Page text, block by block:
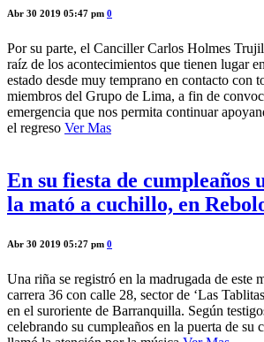
Abr 30 2019 05:47 pm 0
Por su parte, el Canciller Carlos Holmes
raíz de los acontecimientos que tienen lugar
estado desde muy temprano en contacto con
miembros del Grupo de Lima, a fin de
emergencia que nos permita continuar
el regreso Ver Mas
En su fiesta de cumpleaños
la mató a cuchillo, en
Abr 30 2019 05:27 pm 0
Una riña se registró en la madrugada de este
carrera 36 con calle 28, sector de ‘Las
en el suroriente de Barranquilla. Según
celebrando su cumpleaños en la puerta de su